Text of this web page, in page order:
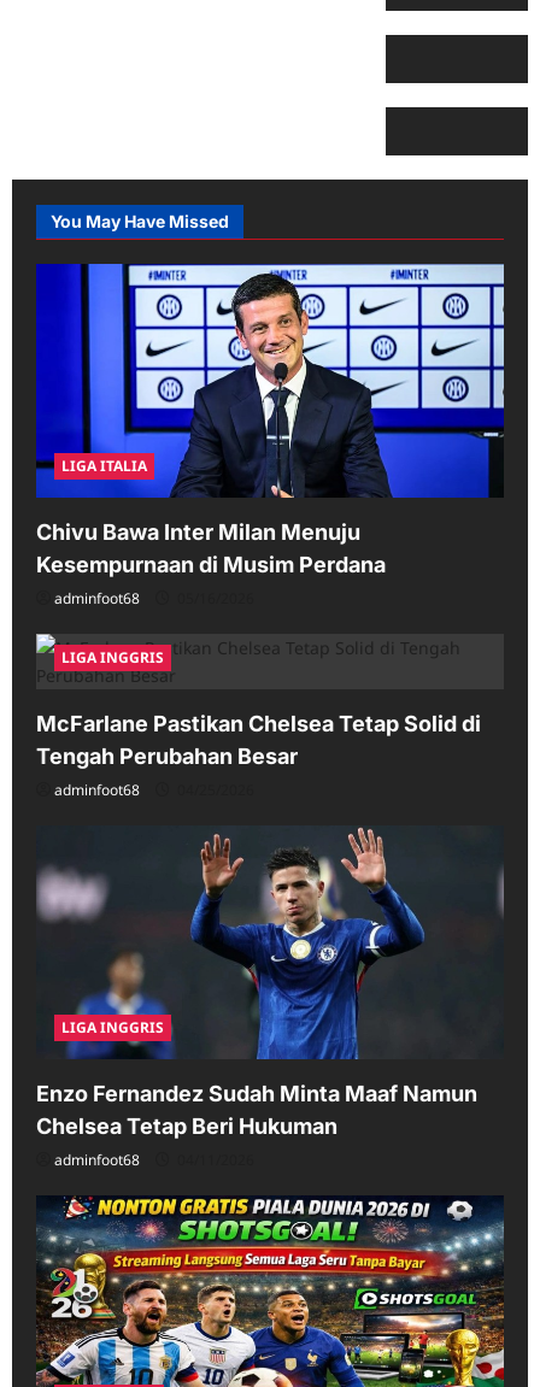
You May Have Missed
LIGA ITALIA
Chivu Bawa Inter Milan Menuju
Kesempurnaan di Musim Perdana
adminfoot68
LIGA INGGRIS
McFarlane Pastikan Chelsea Tetap Solid di
Tengah Perubahan Besar
adminfoot68
LIGA INGGRIS
Enzo Fernandez Sudah Minta Maaf Namun
Chelsea Tetap Beri Hukuman
adminfoot68